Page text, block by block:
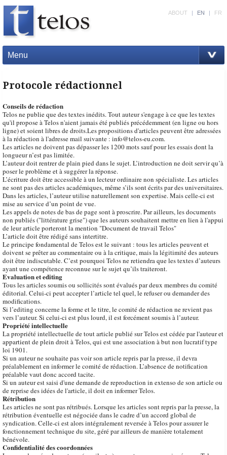
Menu
ABOUT | EN | FR
Protocole rédactionnel
Conseils de rédaction
Telos ne publie que des textes inédits. Tout auteur s'engage à ce que les textes
qu'il propose à Telos n'aient jamais été publiés précédemment (en ligne ou hors
ligne) et soient libres de droits.Les propositions d'articles peuvent être adressées
à la rédaction à l'adresse mail suivante : info@telos-eu.com.
Les articles ne doivent pas dépasser les 1200 mots sauf pour les essais dont la
longueur n’est pas limitée.
L’auteur doit rentrer de plain pied dans le sujet. L’introduction ne doit servir qu’à
poser le problème et à suggérer la réponse.
L’écriture doit être accessible à un lecteur ordinaire non spécialiste. Les articles
ne sont pas des articles académiques, même s’ils sont écrits par des universitaires.
Dans les articles, l’auteur utilise naturellement son expertise. Mais celle-ci est
mise au service d’un point de vue.
Les appels de notes de bas de page sont à proscrire. Par ailleurs, les documents
non publiés ("littérature grise") que les auteurs souhaitent mettre en lien à l'appui
de leur article porteront la mention "Document de travail Telos"
L’article doit être rédigé sans intertitre.
Le principe fondamental de Telos est le suivant : tous les articles peuvent et
doivent se prêter au commentaire ou à la critique, mais la légitimité des auteurs
doit être indiscutable. C’est pourquoi Telos ne retiendra que les textes d’auteurs
ayant une compétence reconnue sur le sujet qu’ils traiteront.
Evaluation et editing
Tous les articles soumis ou sollicités sont évalués par deux membres du comité
éditorial. Celui-ci peut accepter l’article tel quel, le refuser ou demander des
modifications.
Si l’editing concerne la forme et le titre, le comité de rédaction ne revient pas
vers l’auteur. Si celui-ci est plus lourd, il est forcément soumis à l’auteur.
Propriété intellectuelle
La propriété intellectuelle de tout article publié sur Telos est cédée par l'auteur et
appartient de plein droit à Telos, qui est une association à but non lucratif type
loi 1901.
Si un auteur ne souhaite pas voir son article repris par la presse, il devra
préalablement en informer le comité de rédaction. L’absence de notification
préalable vaut donc accord tacite.
Si un auteur est saisi d'une demande de reproduction in extenso de son article ou
de reprise des idées de l'article, il doit en informer Telos.
Rétribution
Les articles ne sont pas rétribués. Lorsque les articles sont repris par la presse, la
rétribution éventuelle est négociée dans le cadre d’un accord global de
syndication. Celle-ci est alors intégralement reversée à Telos pour assurer le
fonctionnement technique du site, géré par ailleurs de manière totalement
bénévole.
Confidentialité des coordonnées